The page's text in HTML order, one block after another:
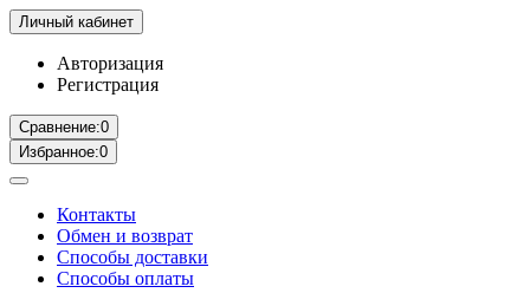
Личный кабинет
Авторизация
Регистрация
Сравнение:0
Избранное:0
Контакты
Обмен и возврат
Способы доставки
Способы оплаты